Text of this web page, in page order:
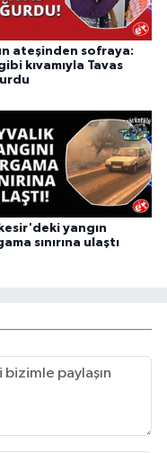
ateşinden sofraya:
kıvamıyla Tavas
yangın
sınırına ulaştı